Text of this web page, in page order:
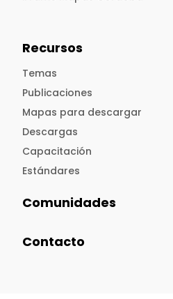
Recursos
Temas
Publicaciones
Mapas para descargar
Descargas
Capacitación
Estándares
Comunidades
Contacto